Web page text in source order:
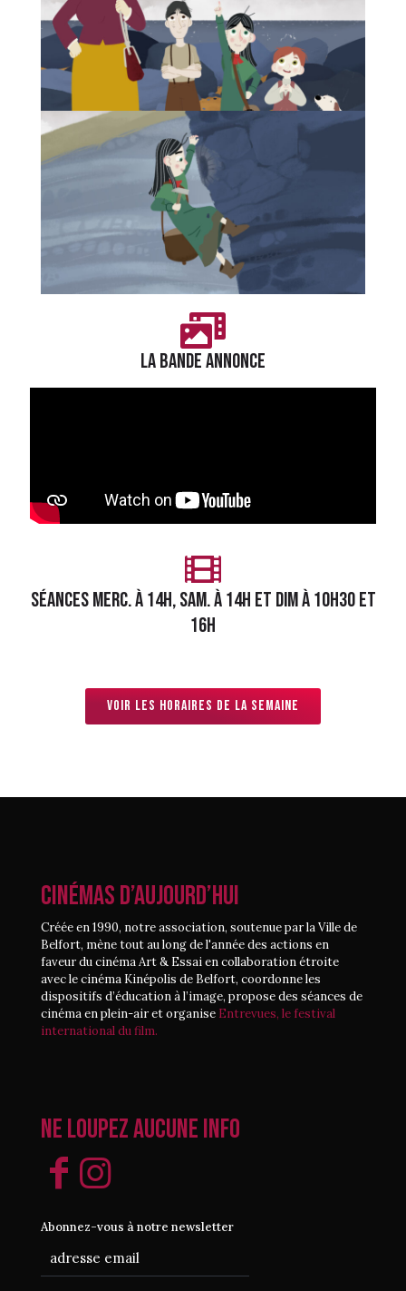
LA BANDE ANNONCE
Séances merc. à 14h, Sam. à 14h et Dim à 10h30 et
16h
Voir les horaires de la semaine
CINÉMAS D’AUJOURD’HUI
Créée en 1990, notre association, soutenue par la Ville de
Belfort, mène tout au long de l'année des actions en
faveur du cinéma Art & Essai en collaboration étroite
avec le cinéma Kinépolis de Belfort, coordonne les
dispositifs d’éducation à l’image, propose des séances de
cinéma en plein-air et organise Entrevues, le festival
international du film.
Ne loupez aucune info
Abonnez-vous à notre newsletter